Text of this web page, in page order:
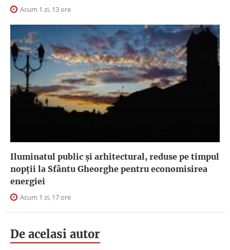
Acum 1 zi, 13 ore
Iluminatul public şi arhitectural, reduse pe timpul
nopţii la Sfântu Gheorghe pentru economisirea
energiei
Acum 1 zi, 17 ore
De acelasi autor